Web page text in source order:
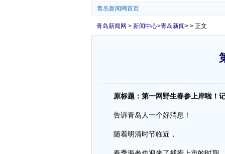
青岛新闻网首页
青岛新闻网 > 新闻中心>青岛新闻> > 正文
原标题：第一网野生春参上岸啦！
告诉青岛人一个好消息！
随着明清时节临近，